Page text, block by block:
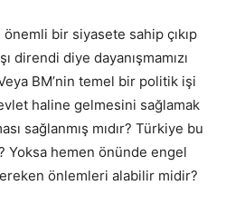
bir siyasete sahip çıkıp
direndi diye dayanışmamızı
BM’nin temel bir politik işi
haline gelmesini sağlamak
sağlanmış mıdır? Türkiye bu
Yoksa hemen önünde engel
önlemleri alabilir midir?